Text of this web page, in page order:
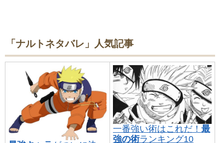
「ナルトネタバレ」人気記事
一番強い術はこれだ！ 最
強の術ランキング10